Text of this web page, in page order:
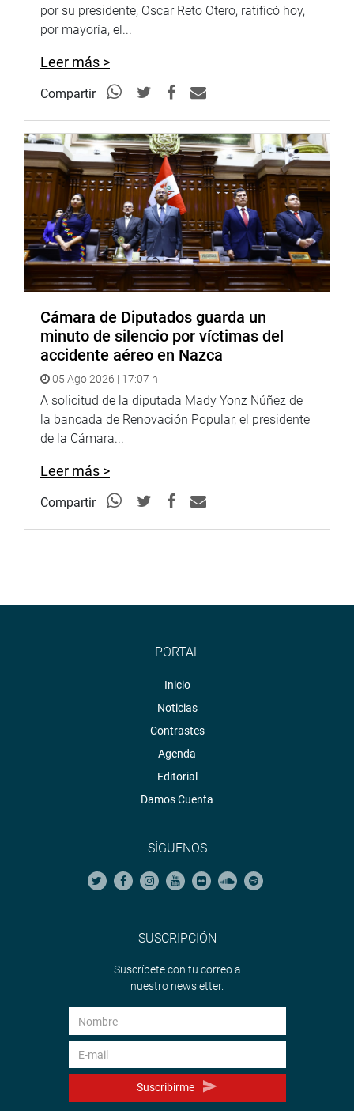
por su presidente, Oscar Reto Otero, ratificó hoy,
por mayoría, el...
Leer más >
Compartir
Cámara de Diputados guarda un
minuto de silencio por víctimas del
accidente aéreo en Nazca
05 Ago 2026 | 17:07 h
A solicitud de la diputada Mady Yonz Núñez de
la bancada de Renovación Popular, el presidente
de la Cámara...
Leer más >
Compartir
PORTAL
Inicio
Noticias
Contrastes
Agenda
Editorial
Damos Cuenta
SÍGUENOS
SUSCRIPCIÓN
Suscríbete con tu correo a
nuestro newsletter.
Suscribirme